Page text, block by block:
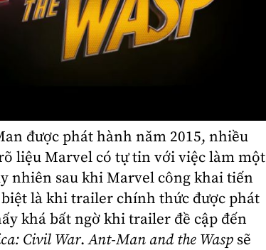
được phát hành năm 2015, nhiều
liệu Marvel có tự tin với việc làm một
nhiên sau khi Marvel công khai tiến
là khi trailer chính thức được phát
khá bất ngờ khi trailer đề cập đến
: Civil War.Ant-Man and the Wasp sẽ